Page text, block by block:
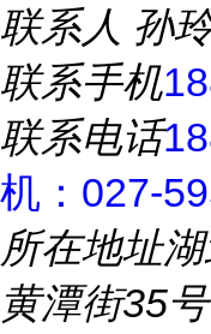
联系人 孙
联系手机
联系电话
机：027-
所在地址
黄潭街35号